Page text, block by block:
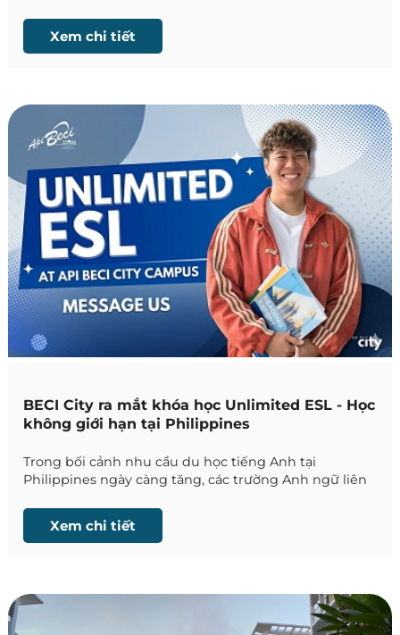
đòi hỏi không chỉ vốn từ và ngữ pháp, mà còn liên
quan trực tiếp đến khả năng lập luận, phát triển ý
Xem chi tiết
BECI City ra mắt khóa học Unlimited ESL - Học
không giới hạn tại Philippines
Trong bối cảnh nhu cầu du học tiếng Anh tại
Philippines ngày càng tăng, các trường Anh ngữ liên
dạng mục tiêu học tập của học viên. Mới đây, BECI
City Campus đã chính thức ra mắt khóa học
Xem chi tiết